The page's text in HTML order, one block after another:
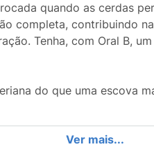
quando as cerdas
completa, contribuindo
Tenha, com Oral B,
do que uma escova
Ver mais...